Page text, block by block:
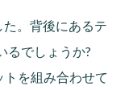
。背後にあるテ
るでしょうか?
を組み合わせて